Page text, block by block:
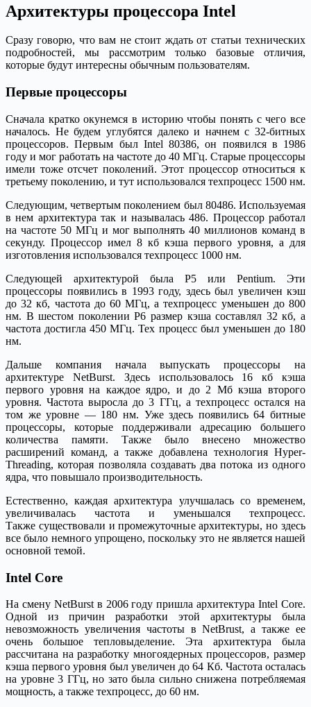
Архитектуры процессора Intel
Сразу говорю, что вам не стоит ждать от статьи технических
подробностей, мы рассмотрим только базовые отличия,
которые будут интересны обычным пользователям.
Первые процессоры
Сначала кратко окунемся в историю чтобы понять с чего все
началось. Не будем углубятся далеко и начнем с 32-битных
процессоров. Первым был Intel 80386, он появился в 1986
году и мог работать на частоте до 40 МГц. Старые процессоры
имели тоже отсчет поколений. Этот процессор относиться к
третьему поколению, и тут использовался техпроцесс 1500 нм.
Следующим, четвертым поколением был 80486. Используемая
в нем архитектура так и называлась 486. Процессор работал
на частоте 50 МГц и мог выполнять 40 миллионов команд в
секунду. Процессор имел 8 кб кэша первого уровня, а для
изготовления использовался техпроцесс 1000 нм.
Следующей архитектурой была P5 или Pentium. Эти
процессоры появились в 1993 году, здесь был увеличен кэш
до 32 кб, частота до 60 МГц, а техпроцесс уменьшен до 800
нм. В шестом поколении P6 размер кэша составлял 32 кб, а
частота достигла 450 МГц. Тех процесс был уменьшен до 180
нм.
Дальше компания начала выпускать процессоры на
архитектуре NetBurst. Здесь использовалось 16 кб кэша
первого уровня на каждое ядро, и до 2 Мб кэша второго
уровня. Частота выросла до 3 ГГц, а техпроцесс остался на
том же уровне — 180 нм. Уже здесь появились 64 битные
процессоры, которые поддерживали адресацию большего
количества памяти. Также было внесено множество
расширений команд, а также добавлена технология Hyper-
Threading, которая позволяла создавать два потока из одного
ядра, что повышало производительность.
Естественно, каждая архитектура улучшалась со временем,
увеличивалась частота и уменьшался техпроцесс.
Также существовали и промежуточные архитектуры, но здесь
все было немного упрощено, поскольку это не является нашей
основной темой.
Intel Core
На смену NetBurst в 2006 году пришла архитектура Intel Core.
Одной из причин разработки этой архитектуры была
невозможность увеличения частоты в NetBrust, а также ее
очень большое тепловыделение. Эта архитектура была
рассчитана на разработку многоядерных процессоров, размер
кэша первого уровня был увеличен до 64 Кб. Частота осталась
на уровне 3 ГГц, но зато была сильно снижена потребляемая
мощность, а также техпроцесс, до 60 нм.